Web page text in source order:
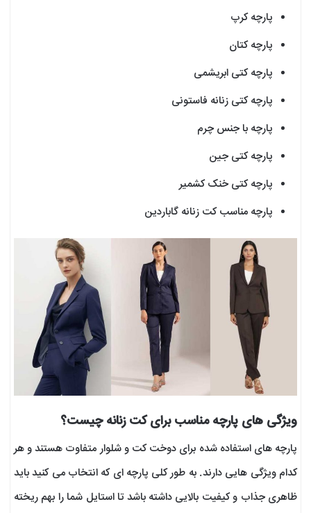
پارچه کرپ
پارچه کتان
پارچه کتی ابریشمی
پارچه کتی زنانه فاستونی
پارچه با جنس چرم
پارچه کتی جین
پارچه کتی خنک کشمیر
پارچه مناسب کت زنانه گاباردین
ویژگی های پارچه مناسب برای کت زنانه چیست؟
پارچه های استفاده شده برای دوخت کت و شلوار متفاوت هستند و هر
کدام ویژگی هایی دارند. به طور کلی پارچه ای که انتخاب می کنید باید
ظاهری جذاب و کیفیت بالایی داشته باشد تا استایل شما را بهم ریخته